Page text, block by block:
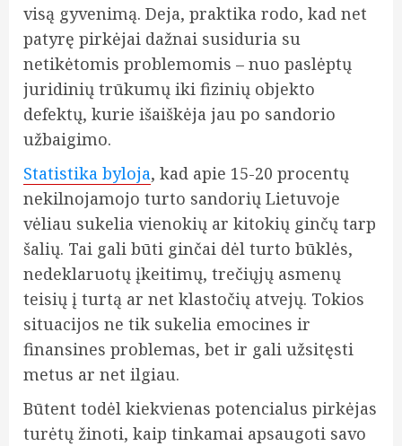
visą gyvenimą. Deja, praktika rodo, kad net
patyrę pirkėjai dažnai susiduria su
netikėtomis problemomis – nuo paslėptų
juridinių trūkumų iki fizinių objekto
defektų, kurie išaiškėja jau po sandorio
užbaigimo.
Statistika byloja, kad apie 15-20 procentų
nekilnojamojo turto sandorių Lietuvoje
vėliau sukelia vienokių ar kitokių ginčų tarp
šalių. Tai gali būti ginčai dėl turto būklės,
nedeklaruotų įkeitimų, trečiųjų asmenų
teisių į turtą ar net klastočių atvejų. Tokios
situacijos ne tik sukelia emocines ir
finansines problemas, bet ir gali užsitęsti
metus ar net ilgiau.
Būtent todėl kiekvienas potencialus pirkėjas
turėtų žinoti, kaip tinkamai apsaugoti savo